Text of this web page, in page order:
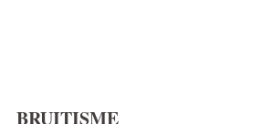
BRUITISME